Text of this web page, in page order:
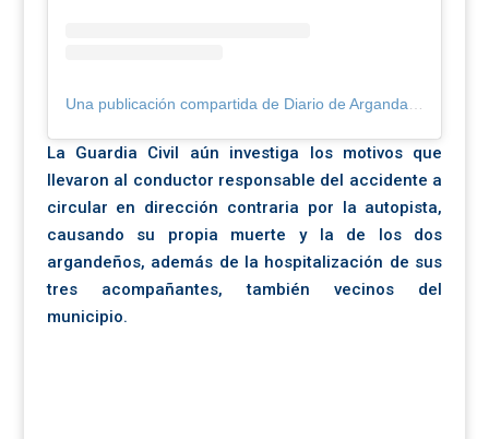
La Guardia Civil aún investiga los motivos que
llevaron al conductor responsable del accidente a
circular en dirección contraria por la autopista,
causando su propia muerte y la de los dos
argandeños, además de la hospitalización de sus
tres acompañantes, también vecinos del
municipio.